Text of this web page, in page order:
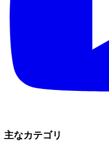
主なカテゴリ